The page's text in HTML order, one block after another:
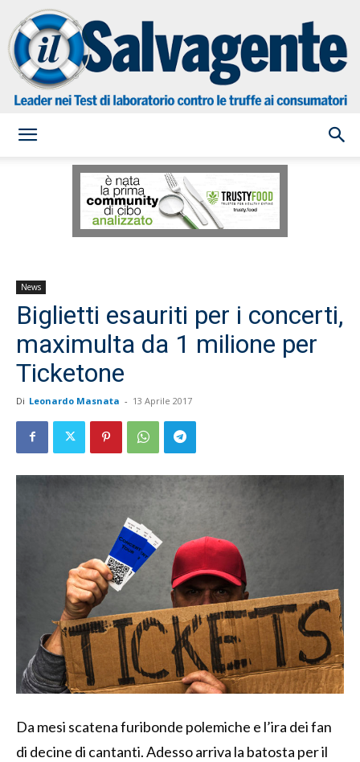
Salvagente
News
Biglietti esauriti per i concerti,
maximulta da 1 milione per
Ticketone
Di Leonardo Masnata - 13 Aprile 2017
Da mesi scatena furibonde polemiche e l’ira dei fan
di decine di cantanti. Adesso arriva la batosta per il